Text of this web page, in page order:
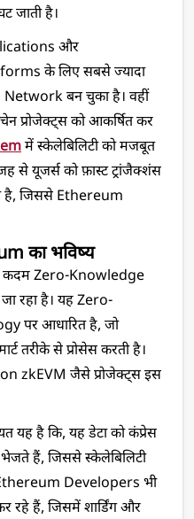
जाती है।
और
के लिए सबसे ज्यादा
Network बन चुका है। वहीं
प्रोजेक्ट्स को आकर्षित कर
में स्केलेबिलिटी को मजबूत
से यूजर्स को फ़ास्ट ट्रांजैक्शंस
है, जिससे Ethereum
का भविष्य
कदम Zero-Knowledge
रहा है। यह Zero-
पर आधारित है, जो
तरीके से प्रोसेस करती है।
zkEVM जैसे प्रोजेक्ट्स इस
यह है कि, यह डेटा को कंप्रेस
हैं, जिससे स्केलेबिलिटी
Ethereum Developers भी
रहे हैं, जिसमें शार्डिंग और